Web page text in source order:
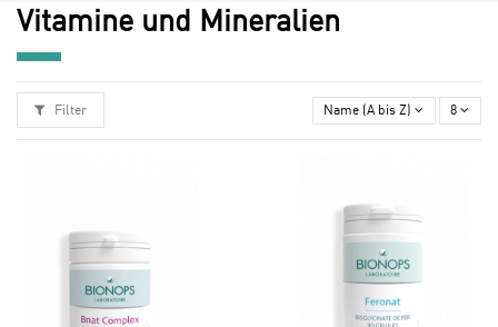
Vitamine und Mineralien
Filter Name (A bis Z) 8